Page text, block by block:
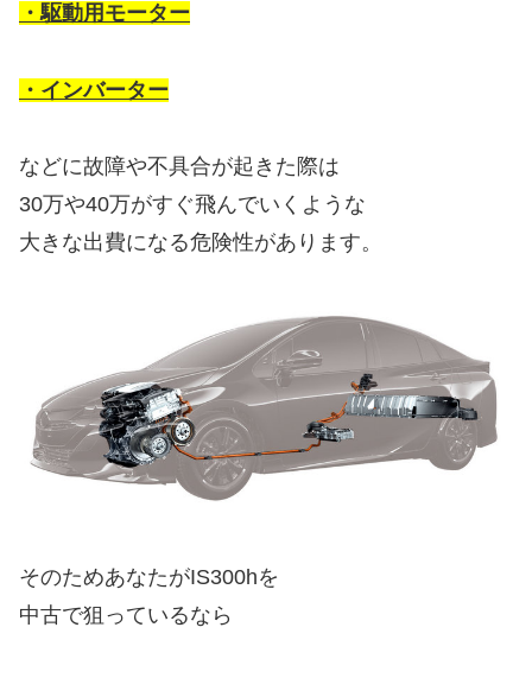
・駆動用モーター
・インバーター
などに故障や不具合が起きた際は
30万や40万がすぐ飛んでいくような
大きな出費になる危険性があります。
そのためあなたがIS300hを
中古で狙っているなら